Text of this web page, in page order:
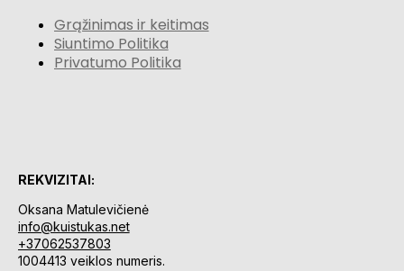
Grąžinimas ir keitimas
Siuntimo Politika
Privatumo Politika
REKVIZITAI:
Oksana Matulevičienė
info@kuistukas.net
+37062537803
1004413 veiklos numeris.